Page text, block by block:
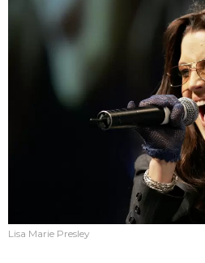
Lisa Marie Presley